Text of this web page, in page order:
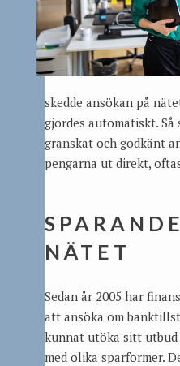
skedde ansökan på
gjordes automatiskt. Så
granskat och godkänt
pengarna ut direkt,
NÄTET
Sedan år 2005 har
att ansöka om
kunnat utöka sitt
med olika sparformer.